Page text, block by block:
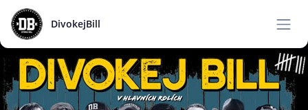
DivokejBill